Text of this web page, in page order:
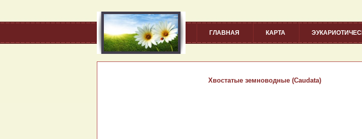
ГЛАВНАЯ КАРТА
Хвостатые земноводные (Caudata)